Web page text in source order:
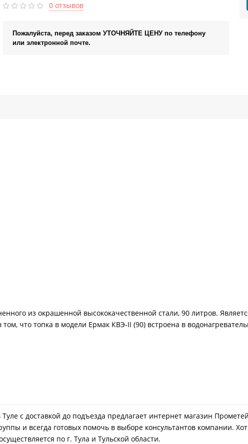
0 отзывов
Пожалуйста, перед заказом УТОЧНЯЙТЕ ЦЕНУ по телефону
или электронной почте.
из окрашенной высококачественной стали, 90 литров.
что топка в модели Ермак КВЭ-II (90) встроена в
с доставкой до подъезда предлагает интернет магазин
и всегда готовых помочь в выборе консультантов компании.
по г. Тула и Тульской области.